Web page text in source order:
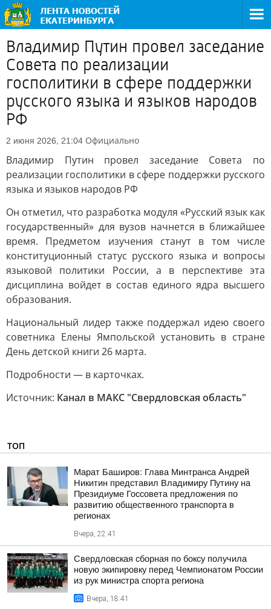
Владимир Путин провел заседание
Совета по реализации
госполитики в сфере поддержки
русского языка и языков народов
РФ
2 июня 2026, 21:04 Официально
Владимир Путин провел заседание Совета по
реализации госполитики в сфере поддержки русского
языка и языков народов РФ
Он отметил, что разработка модуля «Русский язык как
государственный» для вузов начнется в ближайшее
время. Предметом изучения станут в том числе
конституционный статус русского языка и вопросы
языковой политики России, а в перспективе эта
дисциплина войдет в состав единого ядра высшего
образования.
Национальный лидер также поддержал идею своего
советника Елены Ямпольской установить в стране
День детской книги 26 марта.
Подробности — в карточках.
Источник: Канал в МАКС "Свердловская область"
ТОП
Марат Баширов: Глава Минтранса Андрей
Никитин представил Владимиру Путину на
Президиуме Госсовета предложения по
развитию общественного транспорта в
регионах
Вчера, 22:41
Свердловская сборная по боксу получила
новую экипировку перед Чемпионатом России
из рук министра спорта региона
Вчера, 18:41